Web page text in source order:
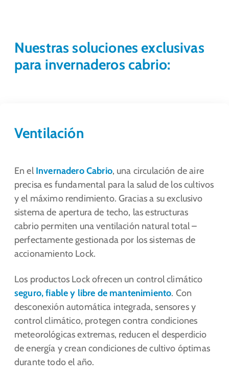
Nuestras soluciones exclusivas
para invernaderos cabrio:
Ventilación
En el Invernadero Cabrio, una circulación de aire
precisa es fundamental para la salud de los cultivos
y el máximo rendimiento. Gracias a su exclusivo
sistema de apertura de techo, las estructuras
cabrio permiten una ventilación natural total –
perfectamente gestionada por los sistemas de
accionamiento Lock.
Los productos Lock ofrecen un control climático
seguro, fiable y libre de mantenimiento. Con
desconexión automática integrada, sensores y
control climático, protegen contra condiciones
meteorológicas extremas, reducen el desperdicio
de energía y crean condiciones de cultivo óptimas
durante todo el año.